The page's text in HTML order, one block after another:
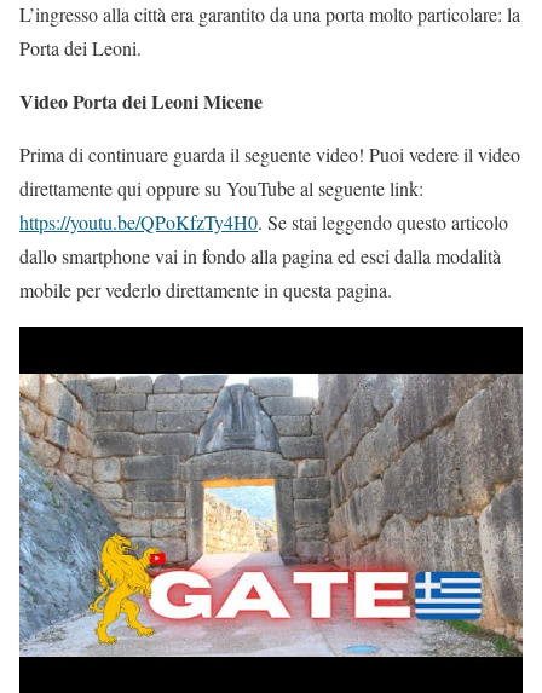
L’ingresso alla città era garantito da una porta molto particolare: la
Porta dei Leoni.
Video Porta dei Leoni Micene
Prima di continuare guarda il seguente video! Puoi vedere il video
direttamente qui oppure su YouTube al seguente link:
https://youtu.be/QPoKfzTy4H0. Se stai leggendo questo articolo
dallo smartphone vai in fondo alla pagina ed esci dalla modalità
mobile per vederlo direttamente in questa pagina.